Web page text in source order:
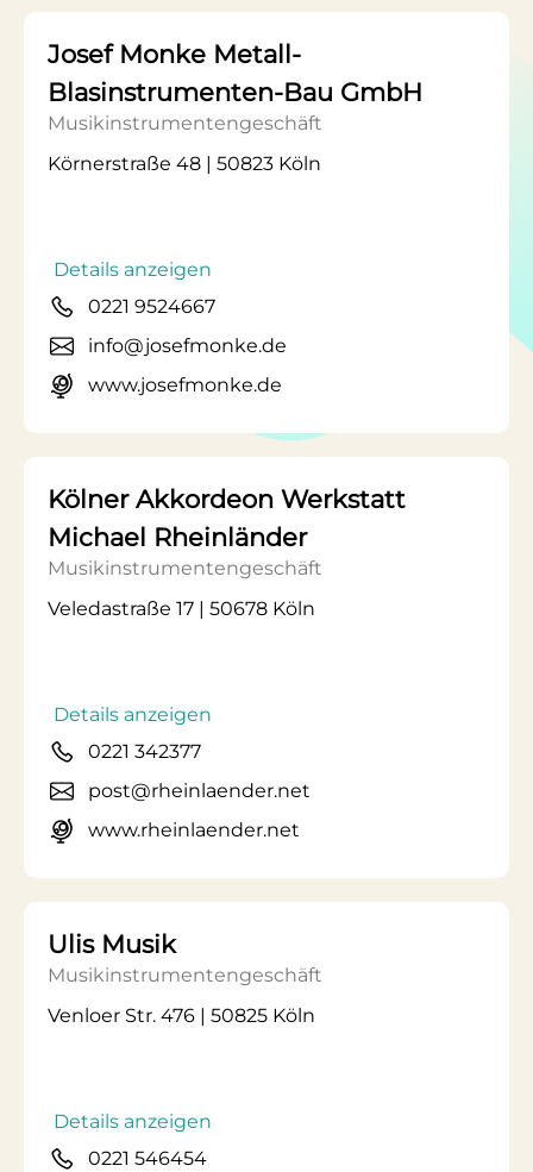
Josef Monke Metall-
Blasinstrumenten-Bau GmbH
Musikinstrumentengeschäft
Körnerstraße 48 | 50823 Köln
Details anzeigen
0221 9524667
info@josefmonke.de
www.josefmonke.de
Kölner Akkordeon Werkstatt
Michael Rheinländer
Musikinstrumentengeschäft
Veledastraße 17 | 50678 Köln
Details anzeigen
0221 342377
post@rheinlaender.net
www.rheinlaender.net
Ulis Musik
Musikinstrumentengeschäft
Venloer Str. 476 | 50825 Köln
Details anzeigen
0221 546454